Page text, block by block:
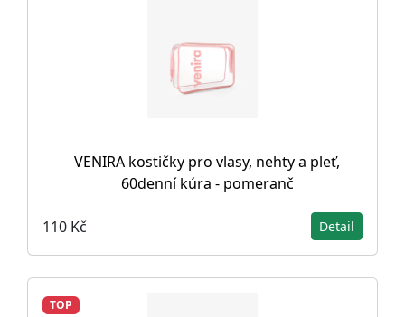
VENIRA kostičky pro vlasy, nehty a pleť,
60denní kúra - pomeranč
110 Kč Detail
TOP